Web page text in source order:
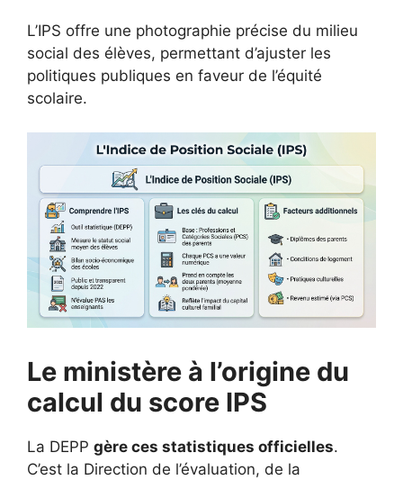
L’IPS offre une photographie précise du milieu
social des élèves, permettant d’ajuster les
politiques publiques en faveur de l’équité
scolaire.
Le ministère à l’origine du
calcul du score IPS
La DEPP gère ces statistiques officielles.
C’est la Direction de l’évaluation, de la